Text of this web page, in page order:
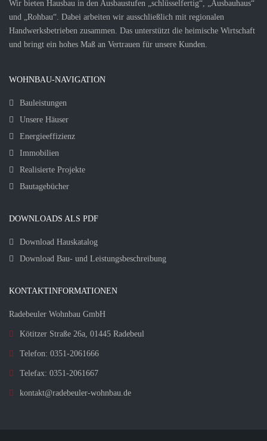
Wir bieten Hausbau in den Ausbaustufen „schlüsselfertig“, „Ausbauhaus“
und „Rohbau“. Dabei arbeiten wir ausschließlich mit regionalen
Handwerksbetrieben zusammen. Das unterstützt die heimische Wirtschaft
und bringt ein hohes Maß an Vertrauen für unsere Kunden.
WOHNBAU-NAVIGATION
Bauleistungen
Unsere Häuser
Energieeffizienz
Immobilien
Realisierte Projekte
Bautagebücher
DOWNLOADS ALS PDF
Download Hauskatalog
Download Bau- und Leistungsbeschreibung
KONTAKTINFORMATIONEN
Radebeuler Wohnbau GmbH
Kötitzer Straße 26a, 01445 Radebeul
Telefon: 0351-2061666
Telefax: 0351-2061667
kontakt@radebeuler-wohnbau.de